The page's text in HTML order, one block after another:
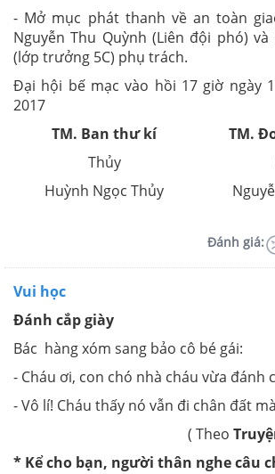
- Mở mục phát thanh về an toàn
Nguyễn Thu Quỳnh (Liên đội phó) và
(lớp trưởng 5C) phụ trách.
Đại hội bế mạc vào hồi 17 giờ ngày
2017
TM. Ban thư kí
Thủy
Huỳnh Ngọc Thủy
TM.
Đánh giá:
Vui học
Đánh cắp giày
Bác hàng xóm sang bảo cô bé gái:
- Cháu ơi, con chó nhà cháu vừa đánh
- Vô lí! Cháu thấy nó vẫn đi chân đất
( Theo
* Kể cho bạn, người thân nghe câu